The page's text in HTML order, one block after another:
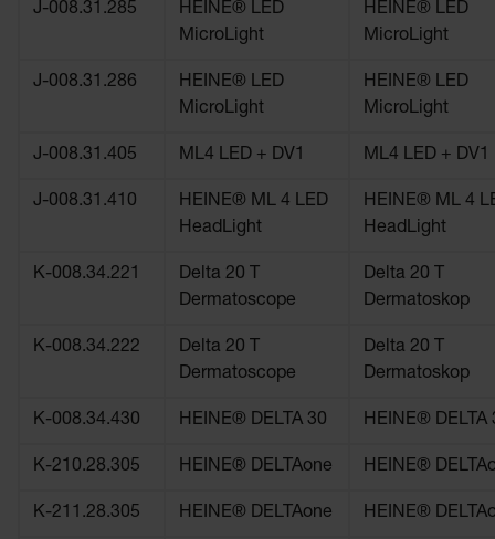
J-008.31.285
HEINE® LED
MicroLight
HEINE® LED
MicroLight
J-008.31.286
HEINE® LED
MicroLight
HEINE® LED
MicroLight
J-008.31.405 ML4 LED + DV1 ML4 LED + DV1
J-008.31.410
HEINE® ML 4 LED
HeadLight
HEINE® ML 4
HeadLight
K-008.34.221
Delta 20 T
Dermatoscope
Delta 20 T
Dermatoskop
K-008.34.222
Delta 20 T
Dermatoscope
Delta 20 T
Dermatoskop
K-008.34.430 HEINE® DELTA 30 HEINE® DELTA
K-210.28.305 HEINE® DELTAone HEINE®
K-211.28.305 HEINE® DELTAone HEINE®